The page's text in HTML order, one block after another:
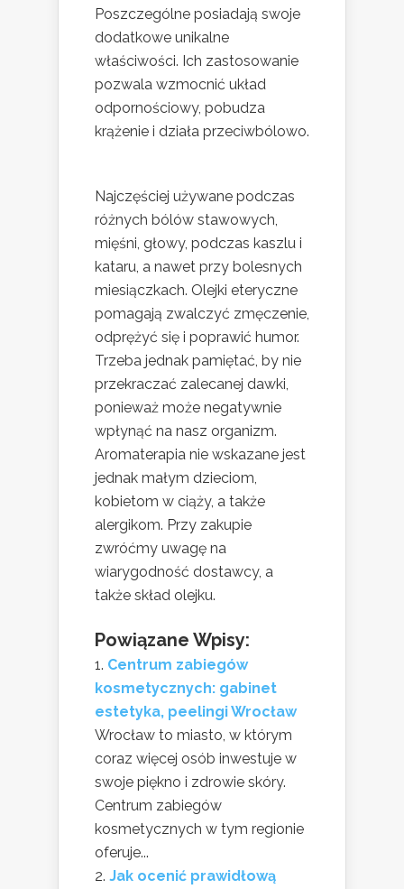
Poszczególne posiadają swoje
dodatkowe unikalne
właściwości. Ich zastosowanie
pozwala wzmocnić układ
odpornościowy, pobudza
krążenie i działa przeciwbólowo.
Najczęściej używane podczas
różnych bólów stawowych,
mięśni, głowy, podczas kaszlu i
kataru, a nawet przy bolesnych
miesiączkach. Olejki eteryczne
pomagają zwalczyć zmęczenie,
odprężyć się i poprawić humor.
Trzeba jednak pamiętać, by nie
przekraczać zalecanej dawki,
ponieważ może negatywnie
wpłynąć na nasz organizm.
Aromaterapia nie wskazane jest
jednak małym dzieciom,
kobietom w ciąży, a także
alergikom. Przy zakupie
zwróćmy uwagę na
wiarygodność dostawcy, a
także skład olejku.
Powiązane Wpisy:
Centrum zabiegów
kosmetycznych: gabinet
estetyka, peelingi Wrocław
Wrocław to miasto, w którym
coraz więcej osób inwestuje w
swoje piękno i zdrowie skóry.
Centrum zabiegów
kosmetycznych w tym regionie
oferuje...
Jak ocenić prawidłową